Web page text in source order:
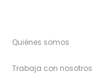
Quiénes somos
Trabaja con nosotros